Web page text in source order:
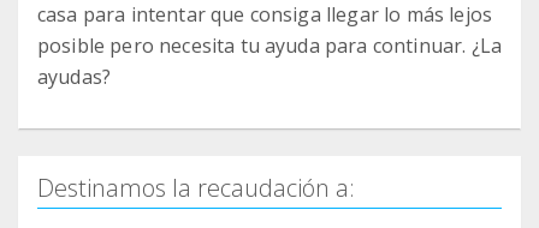
casa para intentar que consiga llegar lo más lejos
posible pero necesita tu ayuda para continuar. ¿La
ayudas?
Destinamos la recaudación a: